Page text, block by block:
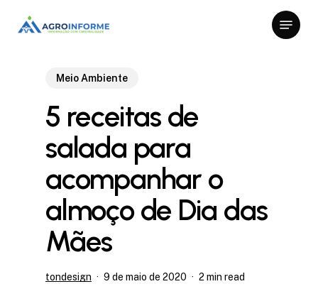
Menu
Meio Ambiente
5 receitas de
salada para
acompanhar o
almoço de Dia das
Mães
tondesign 9 de maio de 2020 2 min read